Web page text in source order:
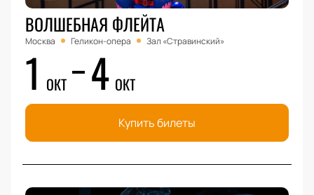
ВОЛШЕБНАЯ ФЛЕЙТА
Москва Геликон-опера Зал «Стравинский»
1 ОКТ 4 ОКТ
Купить билеты